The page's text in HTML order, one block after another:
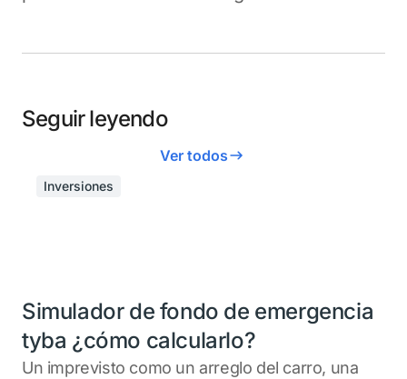
Seguir leyendo
Ver todos
Inversiones
Simulador de fondo de emergencia
tyba ¿cómo calcularlo?
Un imprevisto como un arreglo del carro, una